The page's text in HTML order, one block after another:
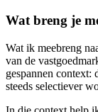
Wat breng je
Wat ik meebreng
van de
gespannen context:
steeds selectiever